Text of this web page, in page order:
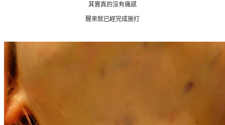
其實真的沒有痛感
醒來就已經完成施打